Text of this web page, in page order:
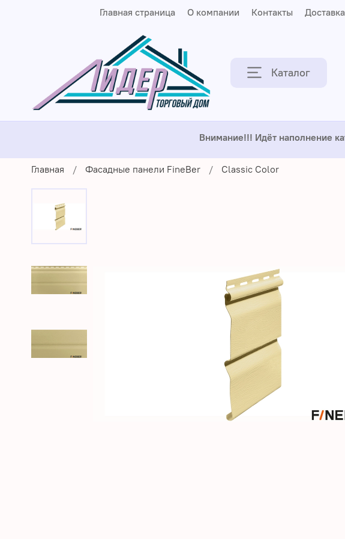
Главная страница О компании Контакты Доставка
Каталог
Внимание!!! Идёт наполнение
Главная Фасадные панели FineBer Classic Color